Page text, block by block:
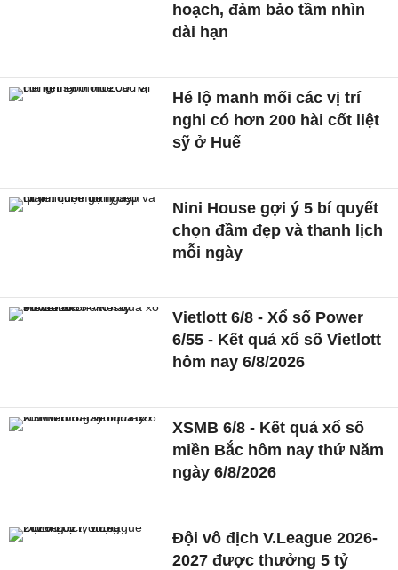
hoạch, đảm bảo tầm nhìn
dài hạn
Hé lộ manh mối các vị trí
nghi có hơn 200 hài cốt liệt
sỹ ở Huế
Nini House gợi ý 5 bí quyết
chọn đầm đẹp và thanh lịch
mỗi ngày
Vietlott 6/8 - Xổ số Power
6/55 - Kết quả xổ số Vietlott
hôm nay 6/8/2026
XSMB 6/8 - Kết quả xổ số
miền Bắc hôm nay thứ Năm
ngày 6/8/2026
Đội vô địch V.League 2026-
2027 được thưởng 5 tỷ